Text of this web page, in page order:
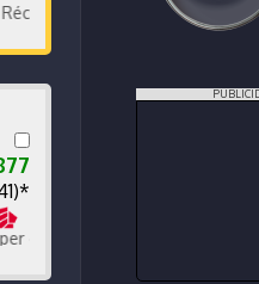
de agencia.
y potente, vehículo